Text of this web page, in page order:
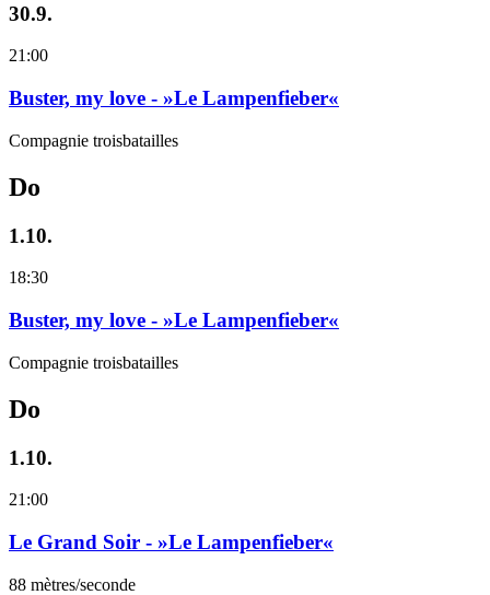
30.9.
21:00
Buster, my love - »Le Lampenfieber«
Compagnie troisbatailles
Do
1.10.
18:30
Buster, my love - »Le Lampenfieber«
Compagnie troisbatailles
Do
1.10.
21:00
Le Grand Soir - »Le Lampenfieber«
88 mètres/seconde